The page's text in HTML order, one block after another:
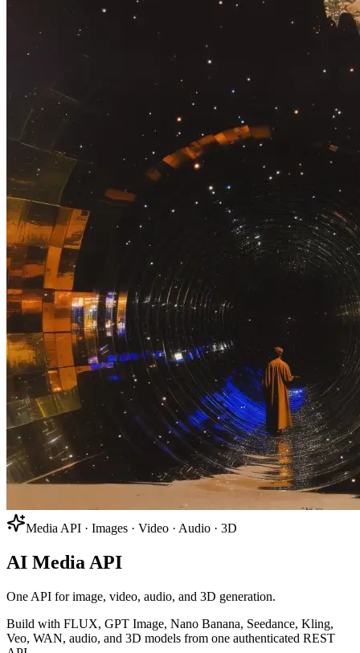
Media API · Images · Video · Audio · 3D
AI Media API
One API for image, video, audio, and 3D generation.
Build with FLUX, GPT Image, Nano Banana, Seedance, Kling,
Veo, WAN, audio, and 3D models from one authenticated REST